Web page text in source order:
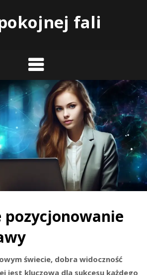
fali
pozycjonowanie
świecie, dobra widoczność
jest kluczowa dla sukcesu każdego